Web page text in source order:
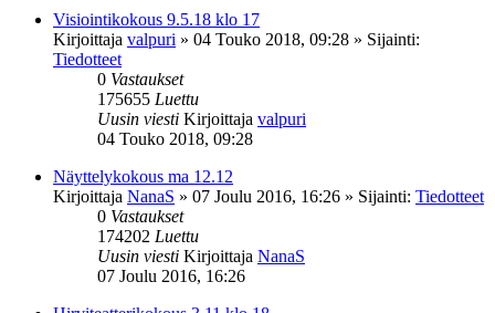
Visiointikokous 9.5.18 klo 17
Kirjoittaja valpuri » 04 Touko 2018, 09:28 » Sijainti:
Tiedotteet
0 Vastaukset
175655 Luettu
Uusin viesti Kirjoittaja valpuri
04 Touko 2018, 09:28
Näyttelykokous ma 12.12
Kirjoittaja NanaS » 07 Joulu 2016, 16:26 » Sijainti: Tiedotteet
0 Vastaukset
174202 Luettu
Uusin viesti Kirjoittaja NanaS
07 Joulu 2016, 16:26